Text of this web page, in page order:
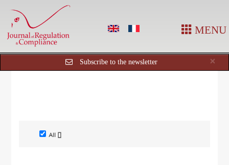
MENU
×
Subscribe to the newsletter
All []